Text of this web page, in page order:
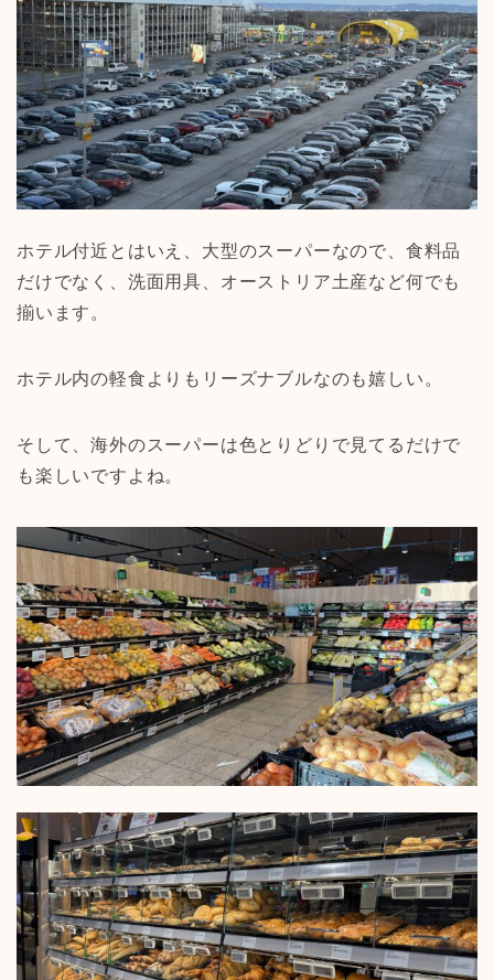
ホテル付近とはいえ、大型のスーパーなので、食料品
だけでなく、洗面用具、オーストリア土産など何でも
揃います。
ホテル内の軽食よりもリーズナブルなのも嬉しい。
そして、海外のスーパーは色とりどりで見てるだけで
も楽しいですよね。